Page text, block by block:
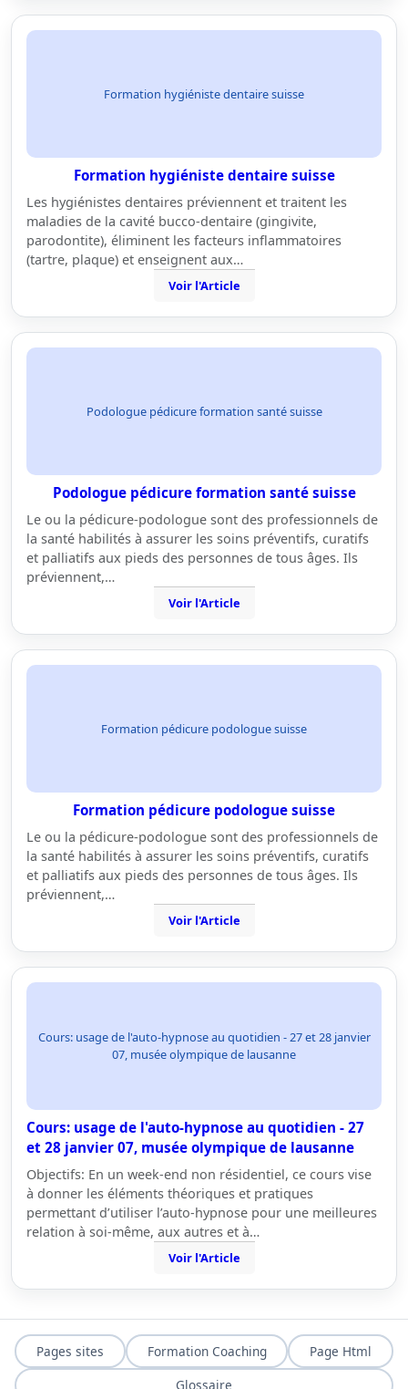
Formation hygiéniste dentaire suisse
Formation hygiéniste dentaire suisse
Les hygiénistes dentaires préviennent et traitent les
maladies de la cavité bucco-dentaire (gingivite,
parodontite), éliminent les facteurs inflammatoires
(tartre, plaque) et enseignent aux…
Voir l'Article
Podologue pédicure formation santé suisse
Podologue pédicure formation santé suisse
Le ou la pédicure-podologue sont des professionnels de
la santé habilités à assurer les soins préventifs, curatifs
et palliatifs aux pieds des personnes de tous âges. Ils
préviennent,…
Voir l'Article
Formation pédicure podologue suisse
Formation pédicure podologue suisse
Le ou la pédicure-podologue sont des professionnels de
la santé habilités à assurer les soins préventifs, curatifs
et palliatifs aux pieds des personnes de tous âges. Ils
préviennent,…
Voir l'Article
Cours: usage de l'auto-hypnose au quotidien - 27 et 28 janvier
07, musée olympique de lausanne
Cours: usage de l'auto-hypnose au quotidien - 27
et 28 janvier 07, musée olympique de lausanne
Objectifs: En un week-end non résidentiel, ce cours vise
à donner les éléments théoriques et pratiques
permettant d’utiliser l’auto-hypnose pour une meilleures
relation à soi-même, aux autres et à…
Voir l'Article
Pages sites Formation Coaching
Page Html
Glossaire